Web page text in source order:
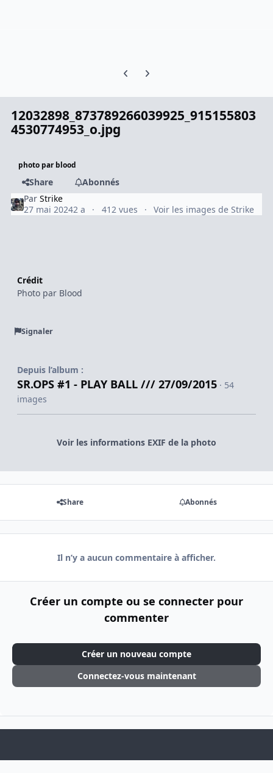
Previous carousel slide
Next carousel slide
12032898_873789266039925_915155803
4530774953_o.jpg
photo par blood
Share
Abonnés
ParStrike
27 mai 20242 a 412 vues Voir les images de Strike
Crédit
Photo par Blood
Signaler
Depuis l’album :
SR.OPS #1 - PLAY BALL /// 27/09/2015 · 54
images
Voir les informations EXIF de la photo
Share Abonnés
Il n’y a aucun commentaire à afficher.
Créer un compte ou se connecter pour
commenter
Créer un nouveau compte
Connectez-vous maintenant